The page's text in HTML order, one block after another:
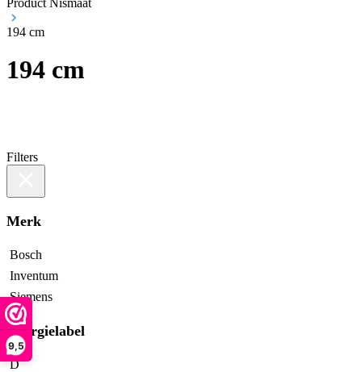
9,5
Product Nismaat
194 cm
194 cm
Filters
Merk
Bosch
Inventum
Siemens
Energielabel
D